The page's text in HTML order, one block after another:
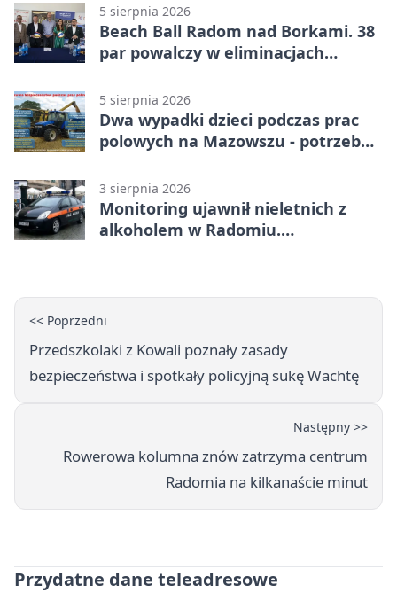
5 sierpnia 2026
Beach Ball Radom nad Borkami. 38
par powalczy w eliminacjach
5 sierpnia 2026
Dwa wypadki dzieci podczas prac
polowych na Mazowszu - potrzebna
3 sierpnia 2026
Monitoring ujawnił nieletnich z
alkoholem w Radomiu.
<< Poprzedni
Przedszkolaki z Kowali poznały zasady
bezpieczeństwa i spotkały policyjną sukę Wachtę
Następny >>
Rowerowa kolumna znów zatrzyma centrum
Radomia na kilkanaście minut
Przydatne dane teleadresowe